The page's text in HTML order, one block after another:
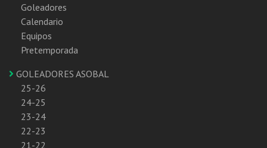
Goleadores
Calendario
Equipos
Pretemporada
GOLEADORES ASOBAL
25-26
24-25
23-24
22-23
21-22